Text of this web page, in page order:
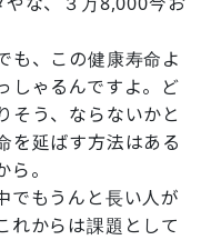
も、この健康寿命よ
しゃるんですよ。ど
そう、ならないかと
を延ばす方法はある
。
でもうんと長い人が
れからは課題として